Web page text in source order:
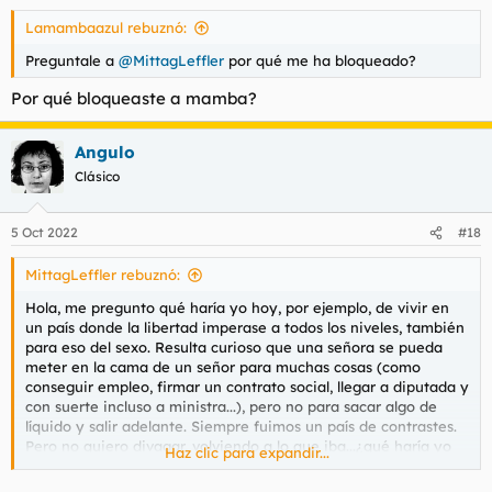
Lamambaazul rebuznó:
Preguntale a @MittagLeffler por qué me ha bloqueado?
Por qué bloqueaste a mamba?
Angulo
Clásico
5 Oct 2022 #18
MittagLeffler rebuznó:
Hola, me pregunto qué haría yo hoy, por ejemplo, de vivir en
un país donde la libertad imperase a todos los niveles, también
para eso del sexo. Resulta curioso que una señora se pueda
meter en la cama de un señor para muchas cosas (como
conseguir empleo, firmar un contrato social, llegar a diputada y
con suerte incluso a ministra...), pero no para sacar algo de
líquido y salir adelante. Siempre fuimos un país de contrastes.
Pero no quiero divagar, volviendo a lo que iba...¿qué haría yo
hoy de ser libre? Pues mirando por ahí en la internet me he
Haz clic para expandir...